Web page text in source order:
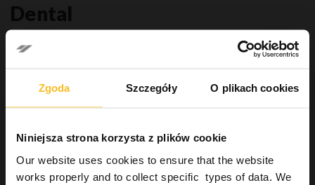
Zgoda Szczegóły O plikach cookies
Niniejsza strona korzysta z plików cookie
Our website uses cookies to ensure that the website
works properly and to collect specific types of data. We
Dental
Dental
Systemy wyciskowe
Wycisk wstępny
Bardzo precyzyjna masa alginatowa
Alternatywa mas alginatowych
Uniwersalne masy alginatowe